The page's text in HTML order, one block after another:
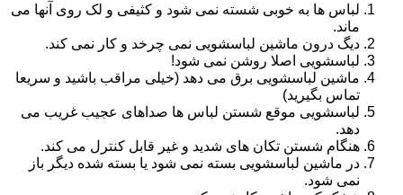
لباس ها به خوبی شسته نمی شود و کثیفی و لک روی آنها می
ماند.
دیگ درون ماشین لباسشویی نمی چرخد و کار نمی کند.
لباسشویی اصلا روشن نمی شود!
ماشین لباسشویی برق می دهد (خیلی مراقب باشید و سریعا
تماس بگیرید)
لباسشویی موقع شستن لباس ها صداهای عجیب غریب می
دهد.
هنگام شستن تکان های شدید و غیر قابل کنترل می کند.
در ماشین لباسشویی بسته نمی شود یا بسته شده دیگر باز
نمی شود.